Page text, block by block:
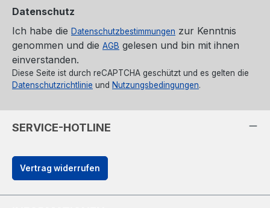
Datenschutz
Ich habe die Datenschutzbestimmungen zur Kenntnis
genommen und die AGB gelesen und bin mit ihnen
einverstanden.
Diese Seite ist durch reCAPTCHA geschützt und es gelten die
Datenschutzrichtlinie und Nutzungsbedingungen.
SERVICE-HOTLINE
Vertrag widerrufen